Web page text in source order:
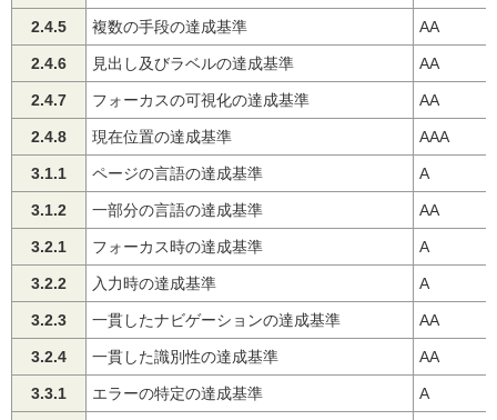
2.4.5 複数の手段の達成基準 AA
2.4.6 見出し及びラベルの達成基準 AA
2.4.7 フォーカスの可視化の達成基準 AA
2.4.8 現在位置の達成基準 AAA
3.1.1 ページの言語の達成基準 A
3.1.2 一部分の言語の達成基準 AA
3.2.1 フォーカス時の達成基準 A
3.2.2 入力時の達成基準 A
3.2.3 一貫したナビゲーションの達成基準 AA
3.2.4 一貫した識別性の達成基準 AA
3.3.1 エラーの特定の達成基準 A